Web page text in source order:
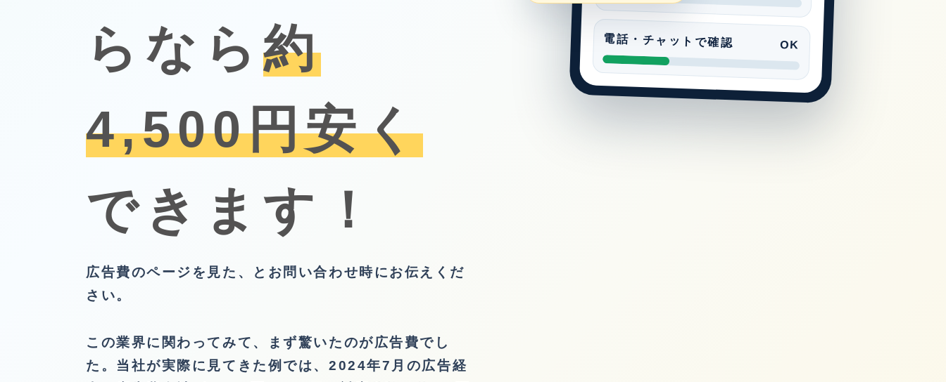
らなら約
4,500円安く
できます！
広告費のページを見た、とお問い合わせ時にお伝えくだ
さい。
この業界に関わってみて、まず驚いたのが広告費でし
た。当社が実際に見てきた例では、2024年7月の広告経
電話・チャットで確認 OK